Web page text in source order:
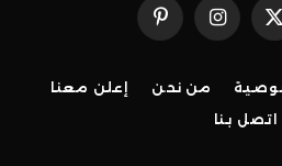
X
(Twitter)
الانستغرامبينتيريست
من نحن
إعلن معنا
اتصل بنا